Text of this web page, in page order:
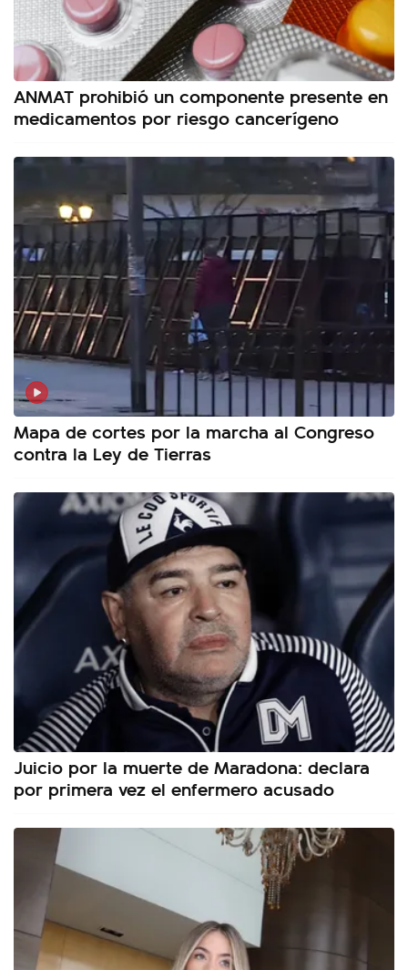
ANMAT prohibió un componente presente en
medicamentos por riesgo cancerígeno
Mapa de cortes por la marcha al Congreso
contra la Ley de Tierras
Juicio por la muerte de Maradona: declara
por primera vez el enfermero acusado